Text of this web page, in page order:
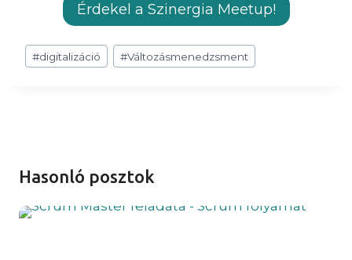
Érdekel a Szinergia Meetup!
Post
Tags:
#digitalizáció #Változásmenedzsment
Hasonló posztok